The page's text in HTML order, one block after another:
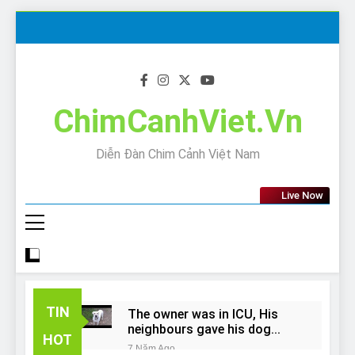
ChimCanhViet.Vn
Diễn Đàn Chim Cảnh Việt Nam
Live Now
TIN
HOT
The owner was in ICU, His
neighbours gave his dog
away!
7 Năm Ago